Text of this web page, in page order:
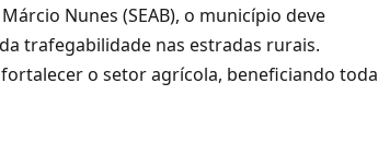
Nunes (SEAB), o município deve
trafegabilidade nas estradas rurais.
o setor agrícola, beneficiando toda